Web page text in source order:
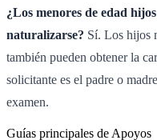
¿Los menores de edad
naturalizarse? Sí. Los hijos
también pueden obtener la
solicitante es el padre o
examen.
Guías principales de Apoyos